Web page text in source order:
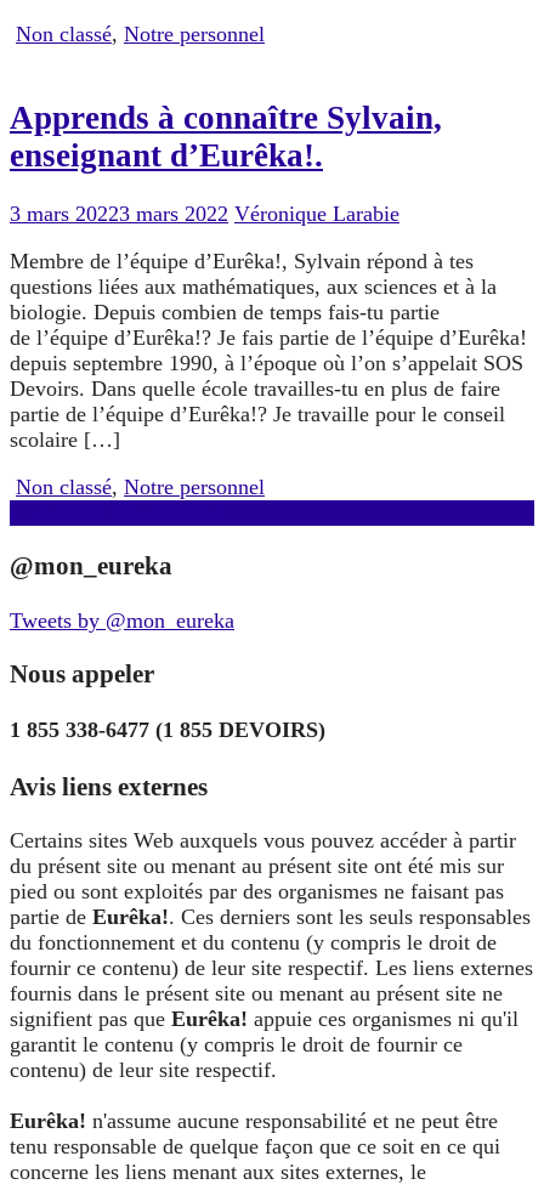
Non classé, Notre personnel
Apprends à connaître Sylvain,
enseignant d’Eurêka!.
3 mars 20223 mars 2022 Véronique Larabie
Membre de l’équipe d’Eurêka!, Sylvain répond à tes
questions liées aux mathématiques, aux sciences et à la
biologie. Depuis combien de temps fais-tu partie
de l’équipe d’Eurêka!? Je fais partie de l’équipe d’Eurêka!
depuis septembre 1990, à l’époque où l’on s’appelait SOS
Devoirs. Dans quelle école travailles-tu en plus de faire
partie de l’équipe d’Eurêka!? Je travaille pour le conseil
scolaire […]
Non classé, Notre personnel
Navigation
des
@mon_eureka
Tweets by @mon_eureka
Nous appeler
1 855 338-6477 (1 855 DEVOIRS)
Avis liens externes
Certains sites Web auxquels vous pouvez accéder à partir
du présent site ou menant au présent site ont été mis sur
pied ou sont exploités par des organismes ne faisant pas
partie de Eurêka!. Ces derniers sont les seuls responsables
du fonctionnement et du contenu (y compris le droit de
fournir ce contenu) de leur site respectif. Les liens externes
fournis dans le présent site ou menant au présent site ne
signifient pas que Eurêka! appuie ces organismes ni qu'il
garantit le contenu (y compris le droit de fournir ce
contenu) de leur site respectif.
Eurêka! n'assume aucune responsabilité et ne peut être
tenu responsable de quelque façon que ce soit en ce qui
concerne les liens menant aux sites externes, le